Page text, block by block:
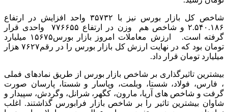
شاخص کل بازار بورس نیز با ۳۵۷۳۲ واحد افزایش در ارتفاع
۲.۵۴۰.۱۸۶ و شاخص هم وزن در ارتفاع ۷۷۶۶۵۵ واحدی قرار
گرفته است. ارزش معاملات امروز بازار بورس۱۵۶۷۵ میلیارد
تومان بود که در نهایت ارزش کل بازار بورس را در رقم۷۶۲۷ هزار
میلیارد تومان قرار داد.
بیشترین تاثیرگذاری بر شاخص بازار بورس از طریق نمادهای فملی
، فارس، فولاد، شستا، وبلمت، وپاسار و شستا، پارسان صورت
گرفت و شاخص های آریا، مارون، کگهر، شرانل، وگردش، سپیدار و
شاوان بیشترین تاثیر را بر شاخص بازار فرابورس گذاشتند. اغلب